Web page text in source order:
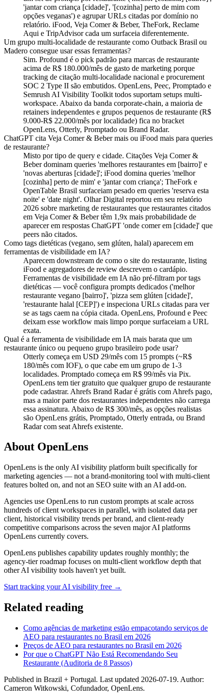
'jantar com criança [cidade]', '[cozinha] perto de mim com
opções veganas') e agrupar URLs citadas por domínio no
relatório. iFood, Veja Comer & Beber, TheFork, Reclame
Aqui e TripAdvisor cada um surfaceia diferentemente.
Um grupo multi-localidade de restaurante como Outback Brasil ou
Madero consegue usar essas ferramentas?
Sim. Profound é o pick padrão para marcas de restaurante
acima de R$ 180.000/mês de gasto de marketing porque
tracking de citação multi-localidade nacional e procurement
SOC 2 Type II são embutidos. OpenLens, Peec, Promptado e
Semrush AI Visibility Toolkit todos suportam setups multi-
workspace. Abaixo da banda corporate-chain, a maioria de
retainers independentes e grupos pequenos de restaurante (R$
9.000-R$ 22.000/mês por localidade) fica no bracket
OpenLens, Otterly, Promptado ou Brand Radar.
ChatGPT cita Veja Comer & Beber mais ou iFood mais para queries
de restaurante?
Misto por tipo de query e cidade. Citações Veja Comer &
Beber dominam queries 'melhores restaurantes em [bairro]' e
'novas aberturas [cidade]'; iFood domina queries 'melhor
[cozinha] perto de mim' e 'jantar com criança'; TheFork e
OpenTable Brasil surfaceiam pesado em queries 'reserva esta
noite' e 'date night'. Olhar Digital reportou em seu relatório
2026 sobre marketing de restaurantes que restaurantes citados
em Veja Comer & Beber têm 1,9x mais probabilidade de
aparecer em respostas ChatGPT 'onde comer em [cidade]' que
peers não citados.
Como tags dietéticas (vegano, sem glúten, halal) aparecem em
ferramentas de visibilidade em IA?
Aparecem downstream de como o site do restaurante, listing
iFood e agregadores de review descrevem o cardápio.
Ferramentas de visibilidade em IA não pré-filtram por tags
dietéticas — você configura prompts dedicados ('melhor
restaurante vegano [bairro]', 'pizza sem glúten [cidade]',
'restaurante halal [CEP]') e inspeciona URLs citadas para ver
se as tags caem na cópia citada. OpenLens, Profound e Peec
deixam esse workflow mais limpo porque surfaceiam a URL
exata.
Qual é a ferramenta de visibilidade em IA mais barata que um
restaurante único ou pequeno grupo brasileiro pode usar?
Otterly começa em USD 29/mês com 15 prompts (~R$
180/mês com IOF), o que cabe em um grupo de 1-3
localidades. Promptado começa em R$ 99/mês via Pix.
OpenLens tem tier gratuito que qualquer grupo de restaurante
pode cadastrar. Ahrefs Brand Radar é grátis com Ahrefs pago,
mas a maior parte dos restaurantes independentes não carrega
essa assinatura. Abaixo de R$ 300/mês, as opções realistas
são OpenLens grátis, Promptado, Otterly entrada, ou Brand
Radar com seat Ahrefs existente.
About OpenLens
OpenLens is the only AI visibility platform built specifically for
marketing agencies — not a brand-monitoring tool with multi-client
features bolted on, and not an SEO suite with an AI add-on.
Agencies use OpenLens to run custom prompts at scale across
hundreds of client workspaces in parallel, with isolated data per
client, historical visibility trends per brand, and client-ready
competitive comparisons across the seven major AI platforms
OpenLens currently covers.
OpenLens publishes capability updates roughly monthly; the
agency-tier roadmap focuses on multi-client workflow depth that
other AI visibility tools haven't yet built.
Start tracking your AI visibility free →
Related reading
Como agências de marketing estão empacotando serviços de
AEO para restaurantes no Brasil em 2026
Preços de AEO para restaurantes no Brasil em 2026
Por que o ChatGPT Não Está Recomendando Seu
Restaurante (Auditoria de 8 Passos)
Published in Brazil + Portugal. Last updated 2026-07-19. Author:
Cameron Witkowski, Cofundador, OpenLens.